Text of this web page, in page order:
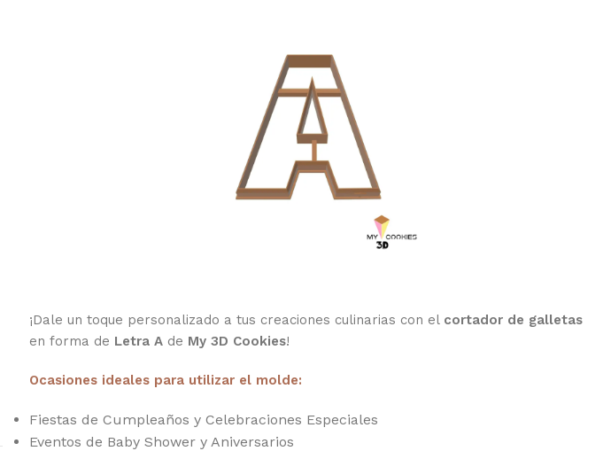
¡Dale un toque personalizado a tus creaciones culinarias con el cortador de galletas
en forma de Letra A de My 3D Cookies!
Ocasiones ideales para utilizar el molde:
Fiestas de Cumpleaños y Celebraciones Especiales
Eventos de Baby Shower y Aniversarios